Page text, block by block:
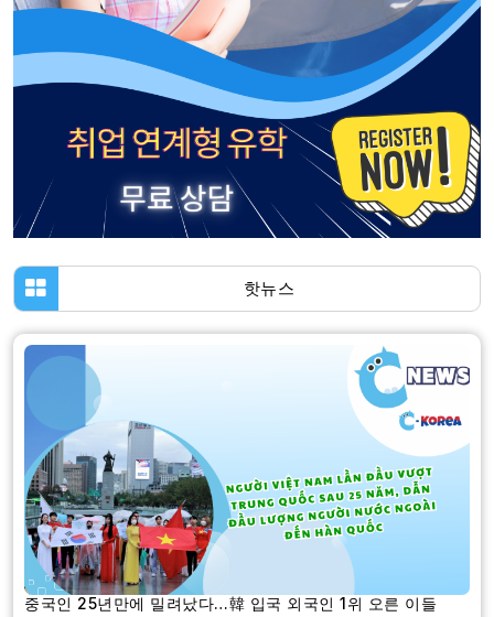
핫뉴스
중국인 25년만에 밀려났다…韓 입국 외국인 1위 오른 이들